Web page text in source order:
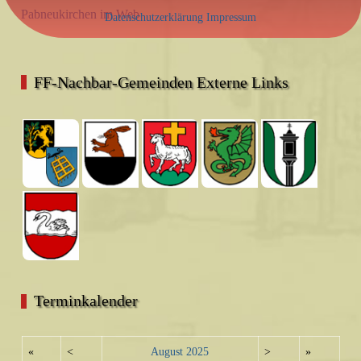
Pabneukirchen im Web
FF-Nachbar-Gemeinden Externe Links
Terminkalender
« < August 2025 > »
Datenschutzerklärung Impressum